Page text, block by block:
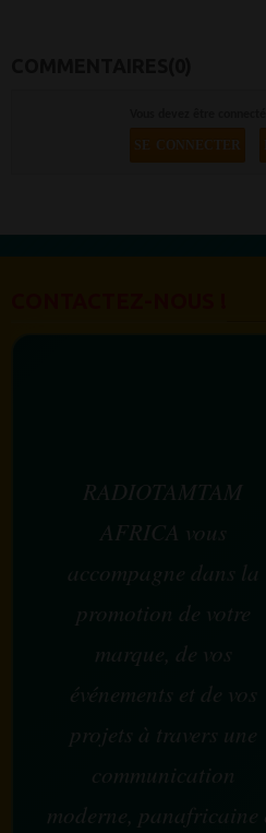
SE CONNECTER
RADIOTAMTAM
AFRICA vous
accompagne dans la
promotion de votre
marque, de vos
événements et de vos
projets à travers une
communication
moderne, panafricaine et